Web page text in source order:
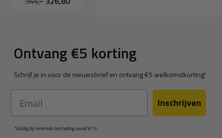
Ontvang €5 korting
Schrijf je in voor de nieuwsbrief en ontvang €5 welkomstkorting!
Email Inschrijven
*Geldig bij minimale besteding vanaf €75